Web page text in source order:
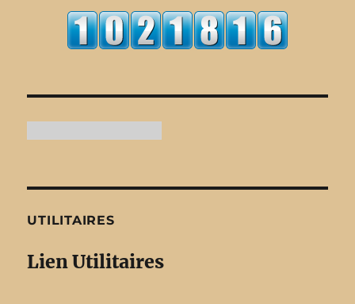
UTILITAIRES
Lien Utilitaires